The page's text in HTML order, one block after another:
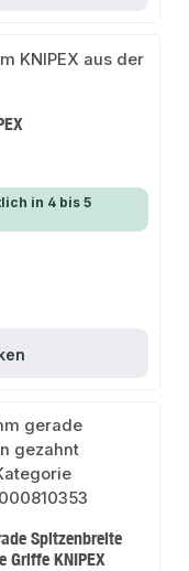
in 4 bis 5
Spitzenbreite
KNIPEX